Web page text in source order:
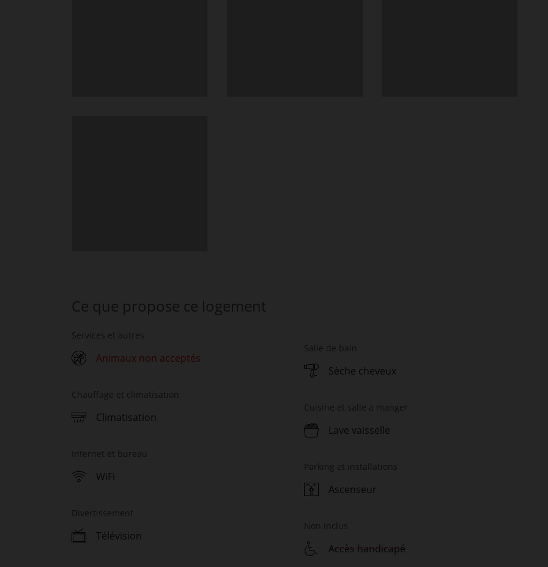
Ce que propose ce logement
Services et autres
Animaux non acceptés
Chauffage et climatisation
Climatisation
Internet et bureau
WiFi
Divertissement
Télévision
Salle de bain
Sèche cheveux
Cuisine et salle à manger
Lave vaisselle
Parking et installations
Ascenseur
Non inclus
Accès handicapé